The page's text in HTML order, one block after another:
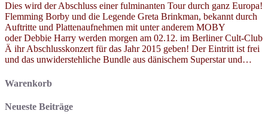
Dies wird der Abschluss einer fulminanten Tour durch ganz Europa!
Flemming Borby und die Legende Greta Brinkman, bekannt durch
Auftritte und Plattenaufnehmen mit unter anderem MOBY
oder Debbie Harry werden morgen am 02.12. im Berliner Cult-Club
Ä ihr Abschlusskonzert für das Jahr 2015 geben! Der Eintritt ist frei
und das unwiderstehliche Bundle aus dänischem Superstar und…
Warenkorb
Neueste Beiträge